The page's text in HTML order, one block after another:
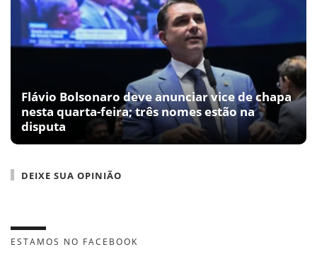
Flávio Bolsonaro deve anunciar vice de chapa
nesta quarta-feira; três nomes estão na
disputa
DEIXE SUA OPINIÃO
ESTAMOS NO FACEBOOK